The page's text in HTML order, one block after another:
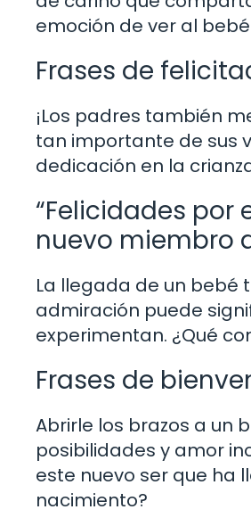
emoción de ver al
Frases de
¡Los padres también
tan importante de sus
dedicación en la
“Felicidades
nuevo miembro
La llegada de un bebé
admiración puede
experimentan. ¿Qué
Frases de
Abrirle los brazos a un
posibilidades y amor
este nuevo ser que ha
nacimiento?